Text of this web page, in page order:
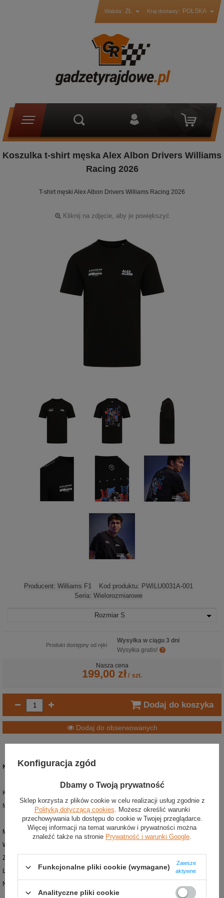
Waluta: ZŁ Kraj dostawy: POLSKA
Koszulka t-shirt męska Alex Albon Drivers Williams
Racing 2026
T-shirt męski Alex Albon Drivers Williams Racing 2026
Kliknij na zdjęcie, aby je powiększyć
Producent: Williams F1 Kod produktu: PWILU0031A-001
Seria: Wielorozmiarowe
Rozmiar S
Produkt dostępny od ręki
Wysyłka w ciągu 3 dni
Wysyłka gratis!
Nasza cena
199,00 zł / szt.
Dodaj do koszyka
Dodaj do obserwowanych
Koszulka t-shirt męska Alex Albon Drivers Williams Racing
Kolor: czarny
Materiał: bawełna
Męska koszulka t-shirt z nowej kolekcji Williams Racing
Wykonana z wysokiej jakości bawełny
Zaprojektowana dla fanów Alexa Albona
Logo zespołu nadrukowane na piersi
Na plecach duża grafika z kierowcą Williamsa
Konfiguracja zgód
Dbamy o Twoją prywatność
Sklep korzysta z plików cookie w celu realizacji usług zgodnie z
Polityką dotyczącą cookies. Możesz określić warunki
przechowywania lub dostępu do cookie w Twojej przeglądarce.
Więcej informacji na temat warunków i prywatności można
znaleźć także na stronie Prywatność i warunki Google.
Funkcjonalne pliki cookie (wymagane)
Zawsze
aktywne
Analityczne pliki cookie